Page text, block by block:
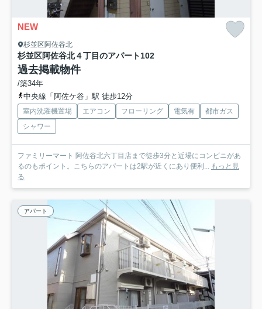
NEW
杉並区阿佐谷北
杉並区阿佐谷北４丁目のアパート102
過去掲載物件
/築34年
中央線「阿佐ケ谷」駅 徒歩12分
室内洗濯機置場 エアコン フローリング 電気有
都市ガス
シャワー
ファミリーマート 阿佐谷北六丁目店まで徒歩3分と近場にコンビニがあ
るのもポイント。こちらのアパートは2駅が近くにあり便利... もっと見
る
アパート